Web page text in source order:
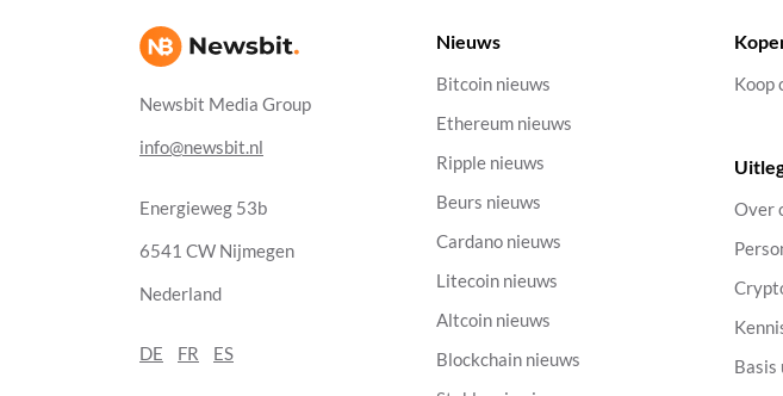
Newsbit Media Group
info@newsbit.nl
Energieweg 53b
6541 CW Nijmegen
Nederland
DE FR ES
Nieuws
Bitcoin nieuws
Ethereum nieuws
Ripple nieuws
Beurs nieuws
Cardano nieuws
Litecoin nieuws
Altcoin nieuws
Blockchain nieuws
Koop
Over
Basis